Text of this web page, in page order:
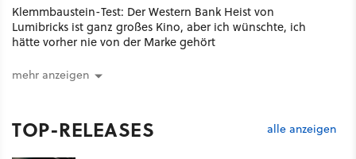
Klemmbaustein-Test: Der Western Bank Heist von
Lumibricks ist ganz großes Kino, aber ich wünschte, ich
hätte vorher nie von der Marke gehört
mehr anzeigen
TOP-RELEASES alle anzeigen